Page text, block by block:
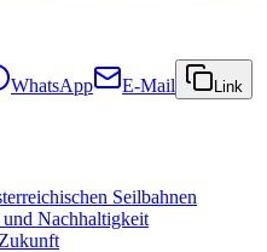
WhatsApp E-Mail Link
Seilbahnen
Nachhaltigkeit